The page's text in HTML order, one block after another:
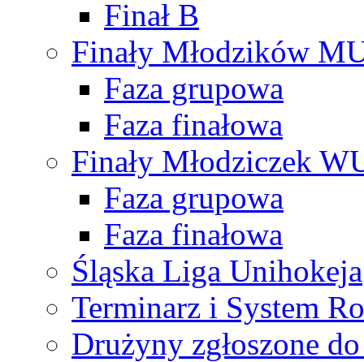
Finał B
Finały Młodzików
Faza grupowa
Faza finałowa
Finały Młodziczek
Faza grupowa
Faza finałowa
Śląska Liga Unihokeja
Terminarz i System
Drużyny zgłoszone